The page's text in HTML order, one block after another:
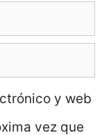
y web
vez que